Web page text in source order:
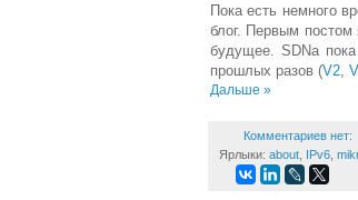
Пока есть немного
блог. Первым
будущее. SDNа
прошлых разов (V2
Дальше »
Комментариев нет:
Ярлыки: about IPv6